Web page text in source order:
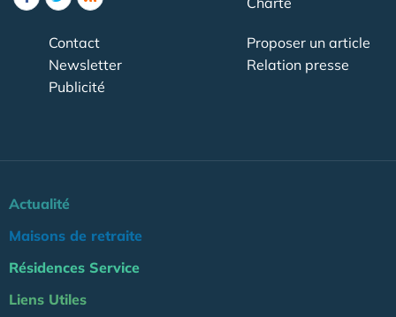
Contact
Newsletter
Publicité
Proposer un article
Relation presse
Actualité
Maisons de retraite
Résidences Service
Liens Utiles